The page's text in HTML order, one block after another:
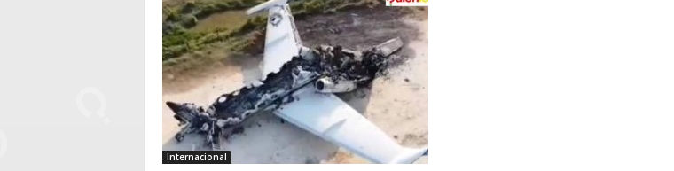
Internacional